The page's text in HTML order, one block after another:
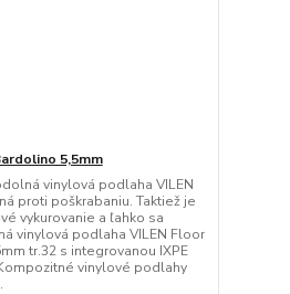
5,5mm
vinylová podlaha VILEN
proti poškrabaniu. Taktiež je
vykurovanie a ľahko sa
vinylová podlaha VILEN Floor
tr.32 s integrovanou IXPE
vinylové podlahy